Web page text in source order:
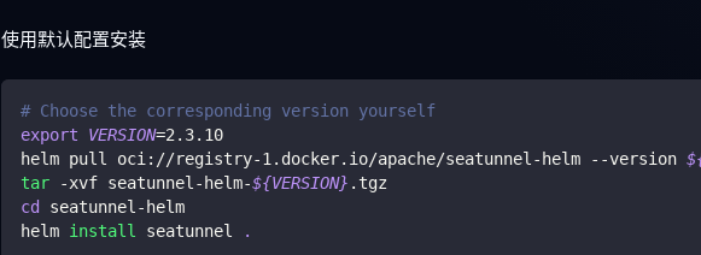
使用默认配置安装
# Choose the corresponding version yourself
export
VERSION=2.3.10
helm pull oci://registry-1.docker.io/apache/seatunnel-helm --version
tar -xvf seatunnel-helm-${VERSION} .tgz
cd
seatunnel-helm
helm install seatunnel .